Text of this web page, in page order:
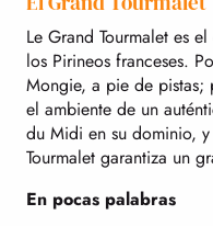
Le Grand Tourmalet es
los Pirineos franceses.
Mongie, a pie de pistas;
el ambiente de un
du Midi en su dominio,
Tourmalet garantiza un
En pocas palabras